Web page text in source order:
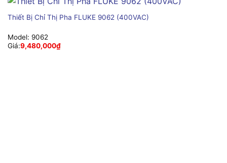
Thiết Bị Chỉ Thị Pha FLUKE 9062 (400VAC)
Model: 9062
Giá:9,480,000₫